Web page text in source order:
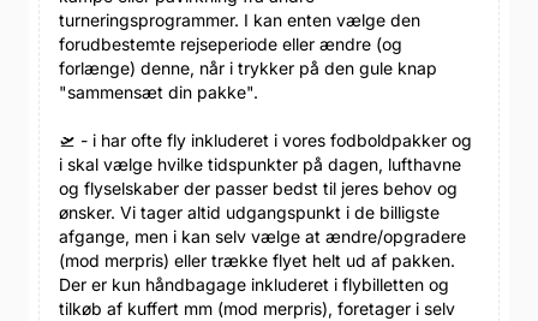
turneringsprogrammer. I kan enten vælge den
forudbestemte rejseperiode eller ændre (og
forlænge) denne, når i trykker på den gule knap
"sammensæt din pakke".
🛫 - i har ofte fly inkluderet i vores fodboldpakker og
i skal vælge hvilke tidspunkter på dagen, lufthavne
og flyselskaber der passer bedst til jeres behov og
ønsker. Vi tager altid udgangspunkt i de billigste
afgange, men i kan selv vælge at ændre/opgradere
(mod merpris) eller trække flyet helt ud af pakken.
Der er kun håndbagage inkluderet i flybilletten og
tilkøb af kuffert mm (mod merpris), foretager i selv